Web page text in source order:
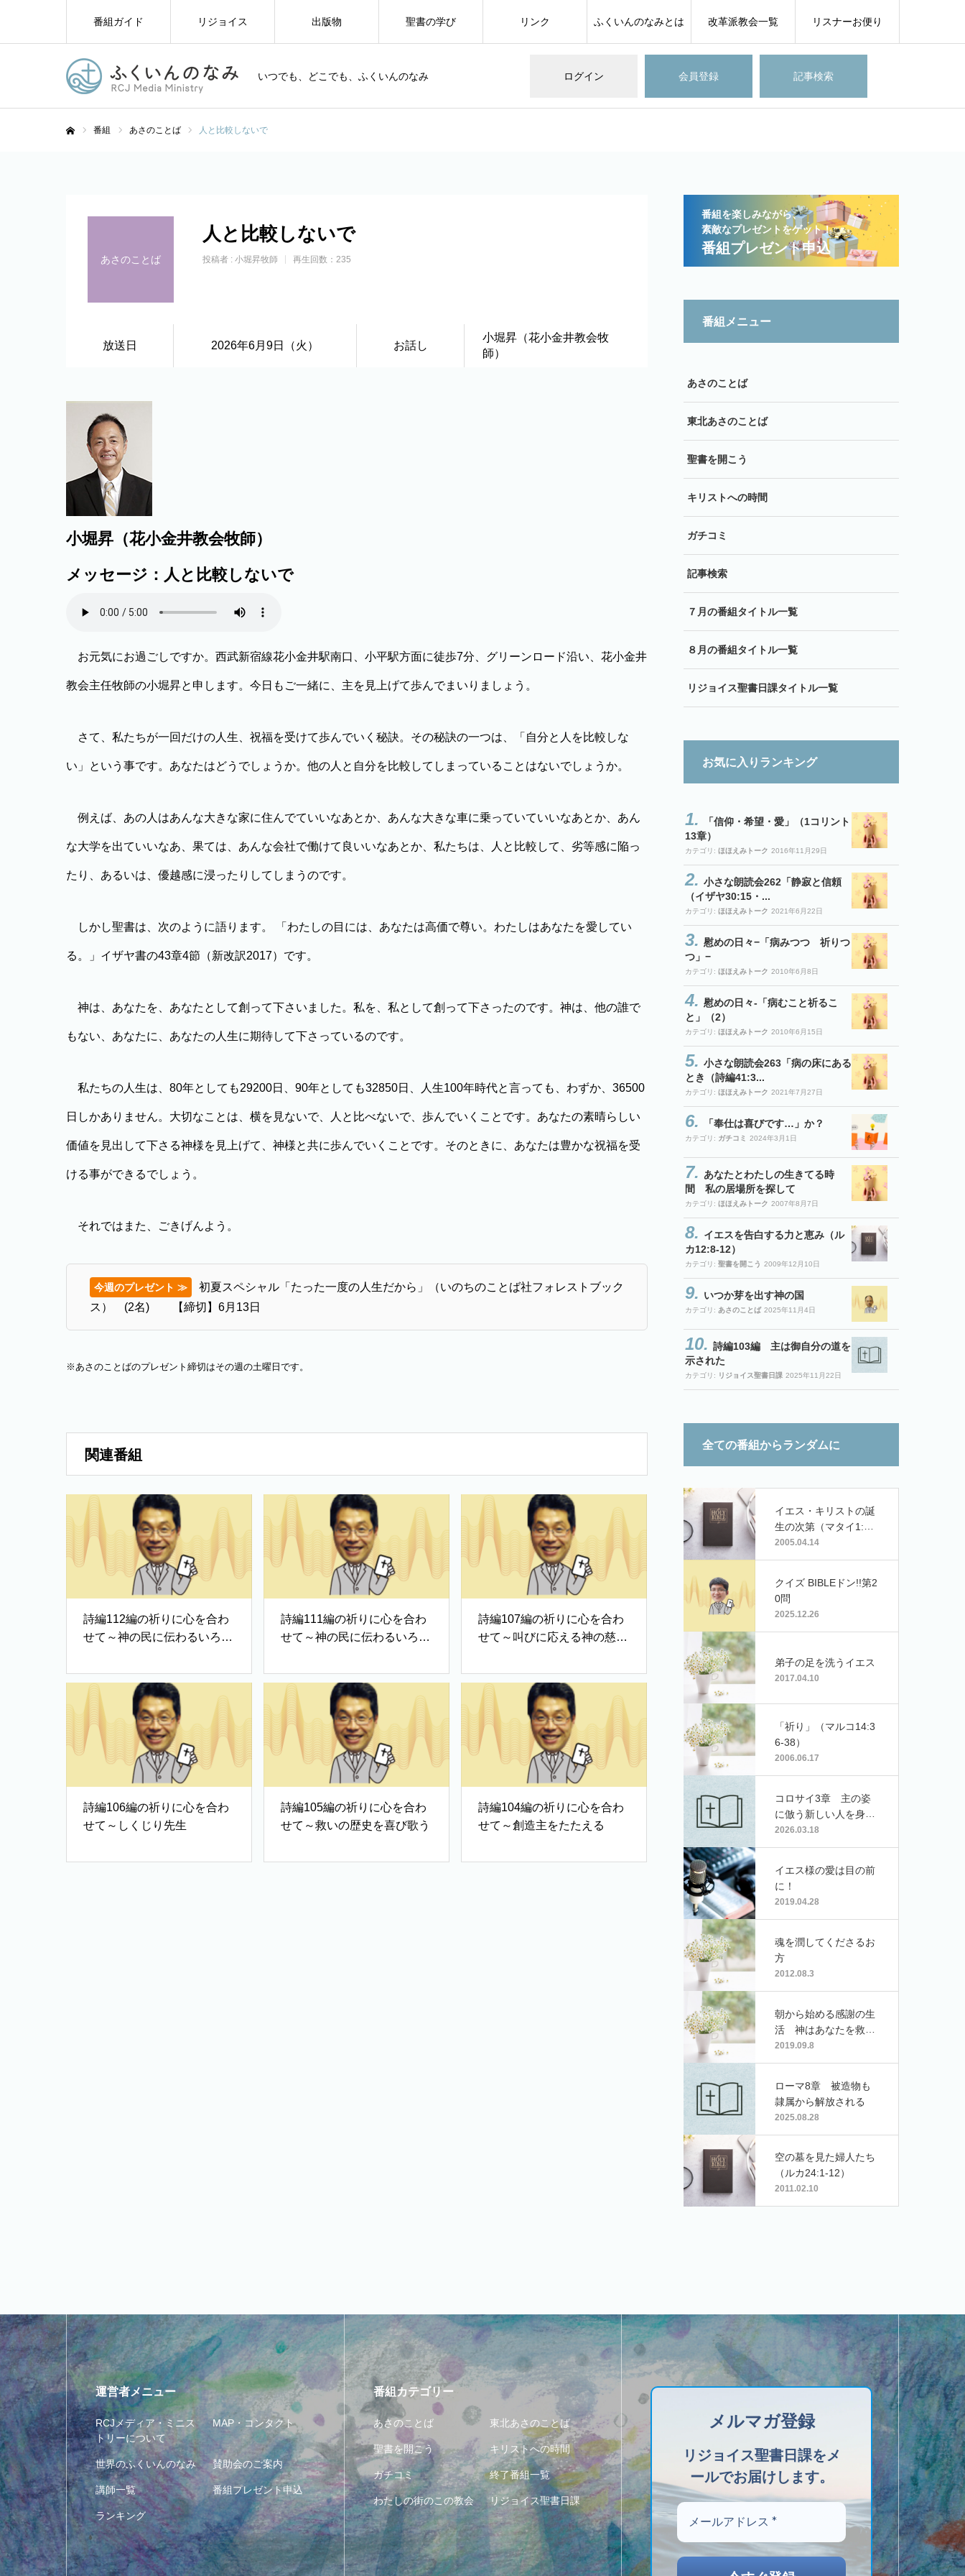
いつでも、どこでも、ふくいんのなみ ログイン 会員登録 記事検索
番組ガイド リジョイス 出版物 聖書の学び リンク ふくいんのなみとは 改革派教会一覧 リスナーお便り
番組 あさのことば 人と比較しないで
あさのことば
人と比較しないで
投稿者 : 小堀昇牧師 再生回数：235
放送日 2026年6月9日（火） お話し
小堀昇（花小金井教会牧
師）
小堀昇（花小金井教会牧師）
メッセージ：人と比較しないで
お元気にお過ごしですか。西武新宿線花小金井駅南口、小平駅方面に徒歩7分、グリーンロード沿い、花小金井
教会主任牧師の小堀昇と申します。今日もご一緒に、主を見上げて歩んでまいりましょう。
さて、私たちが一回だけの人生、祝福を受けて歩んでいく秘訣。その秘訣の一つは、「自分と人を比較しな
い」という事です。あなたはどうでしょうか。他の人と自分を比較してしまっていることはないでしょうか。
例えば、あの人はあんな大きな家に住んでていいなあとか、あんな大きな車に乗っていていいなあとか、あん
な大学を出ていいなあ、果ては、あんな会社で働けて良いいなあとか、私たちは、人と比較して、劣等感に陥っ
たり、あるいは、優越感に浸ったりしてしまうのです。
しかし聖書は、次のように語ります。 「わたしの目には、あなたは高価で尊い。わたしはあなたを愛してい
る。」イザヤ書の43章4節（新改訳2017）です。
神は、あなたを、あなたとして創って下さいました。私を、私として創って下さったのです。神は、他の誰で
もない、あなたに、あなたの人生に期待して下さっているのです。
私たちの人生は、80年としても29200日、90年としても32850日、人生100年時代と言っても、わずか、36500
日しかありません。大切なことは、横を見ないで、人と比べないで、歩んでいくことです。あなたの素晴らしい
価値を見出して下さる神様を見上げて、神様と共に歩んでいくことです。そのときに、あなたは豊かな祝福を受
ける事ができるでしょう。
それではまた、ごきげんよう。
今週のプレゼント ≫
初夏スペシャル「たった一度の人生だから」（いのちのことば社フォレストブック
ス） (2名) 【締切】6月13日
※あさのことばのプレゼント締切はその週の土曜日です。
関連番組
詩編112編の祈りに心を合わ
せて～神の民に伝わるいろは
詩編111編の祈りに心を合わ
せて～神の民に伝わるいろは
詩編107編の祈りに心を合わ
せて～叫びに応える神の慈し
詩編106編の祈りに心を合わ
せて～しくじり先生
詩編105編の祈りに心を合わ
せて～救いの歴史を喜び歌う
詩編104編の祈りに心を合わ
せて～創造主をたたえる
番組を楽しみながら、
素敵なプレゼントをゲット！
番組プレゼント申込
番組メニュー
あさのことば
東北あさのことば
聖書を開こう
キリストへの時間
ガチコミ
記事検索
７月の番組タイトル一覧
８月の番組タイトル一覧
リジョイス聖書日課タイトル一覧
お気に入りランキング
「信仰・希望・愛」（1コリント
13章）
カテゴリ: ほほえみトーク 2016年11月29日
小さな朗読会262「静寂と信頼
（イザヤ30:15・...
カテゴリ: ほほえみトーク 2021年6月22日
慰めの日々−「病みつつ 祈りつ
つ」−
カテゴリ: ほほえみトーク 2010年6月8日
慰めの日々-「病むこと祈るこ
と」（2）
カテゴリ: ほほえみトーク 2010年6月15日
小さな朗読会263「病の床にある
とき（詩編41:3...
カテゴリ: ほほえみトーク 2021年7月27日
「奉仕は喜びです…」か？
カテゴリ: ガチコミ 2024年3月1日
あなたとわたしの生きてる時
間 私の居場所を探して
カテゴリ: ほほえみトーク 2007年8月7日
イエスを告白する力と恵み（ル
カ12:8-12）
カテゴリ: 聖書を開こう 2009年12月10日
いつか芽を出す神の国
カテゴリ: あさのことば 2025年11月4日
詩編103編 主は御自分の道を
示された
カテゴリ: リジョイス聖書日課 2025年11月22日
全ての番組からランダムに
イエス・キリストの誕
生の次第（マタイ1:18-
25）
2005.04.14
クイズ BIBLEドン!!第2
0問
2025.12.26
弟子の足を洗うイエス
2017.04.10
「祈り」（マルコ14:3
6-38）
2006.06.17
コロサイ3章 主の姿
に倣う新しい人を身に
着け
2026.03.18
イエス様の愛は目の前
に！
2019.04.28
魂を潤してくださるお
方
2012.08.3
朝から始める感謝の生
活 神はあなたを救う
お方
2019.09.8
ローマ8章 被造物も
隷属から解放される
2025.08.28
空の墓を見た婦人たち
（ルカ24:1-12）
2011.02.10
運営者メニュー
RCJメディア・ミニス
トリーについて
MAP・コンタクト
世界のふくいんのなみ 賛助会のご案内
講師一覧 番組プレゼント申込
ランキング
番組カテゴリー
あさのことば 東北あさのことば
聖書を開こう キリストへの時間
ガチコミ 終了番組一覧
わたしの街のこの教会 リジョイス聖書日課
メルマガ登録
リジョイス聖書日課をメ
ールでお届けします。